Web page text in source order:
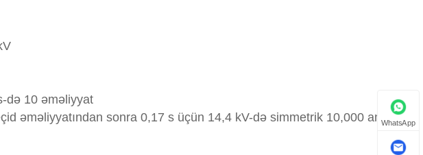
də 10 əməliyyat
əməliyyatından sonra 0,17 s üçün 14,4 kV-də simmetrik 10,000 amper
WhatsApp